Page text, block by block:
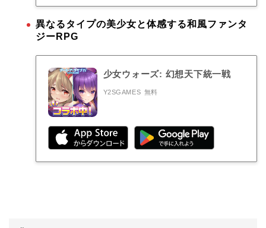
異なるタイプの美少女と体感する和風ファンタ
ジーRPG
少女ウォーズ: 幻想天下統一戦
Y2SGAMES 無料